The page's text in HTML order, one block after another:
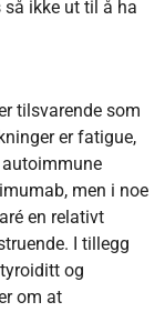
ikke ut til å ha
tilsvarende som
er fatigue,
men i noe
en relativt
I tillegg
og
om at